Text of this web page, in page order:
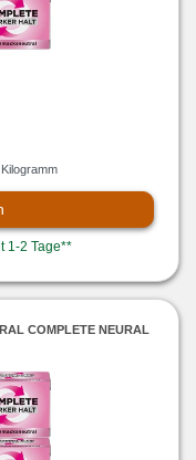
1-2 Tage**
COMPLETE NEURAL